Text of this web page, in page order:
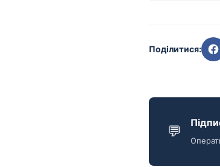
Поділитися:
💬